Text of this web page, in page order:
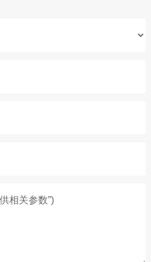
相关参数”)